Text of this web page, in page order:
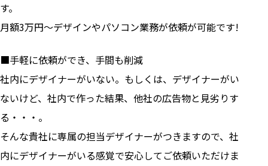
す。
月額3万円〜デザインやパソコン業務が依頼が可能です!
■手軽に依頼ができ、手間も削減
社内にデザイナーがいない。もしくは、デザイナーがい
ないけど、社内で作った結果、他社の広告物と見劣りす
る・・・。
そんな貴社に専属の担当デザイナーがつきますので、社
内にデザイナーがいる感覚で安心してご依頼いただけま